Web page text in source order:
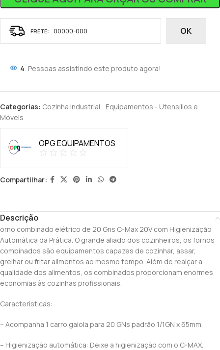
OK
4 Pessoas assistindo este produto agora!
Categorias: Cozinha Industrial , Equipamentos - Utensílios e
Móveis
OPG EQUIPAMENTOS
Compartilhar:
Descrição
orno combinado elétrico de 20 Gns C-Max 20V com Higienização
Automática da Prática. O grande aliado dos cozinheiros, os fornos
combinados são equipamentos capazes de cozinhar, assar,
grelhar ou fritar alimentos ao mesmo tempo. Além de realçar a
qualidade dos alimentos, os combinados proporcionam enormes
economias às cozinhas profissionais.
Características:
– Acompanha 1 carro gaiola para 20 GNs padrão 1/1GN x 65mm.
– Higienização automática: Deixe a higienização com o C-MAX.